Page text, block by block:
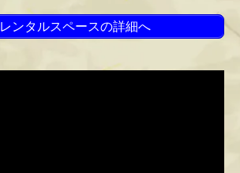
レンタルスペースの詳細へ